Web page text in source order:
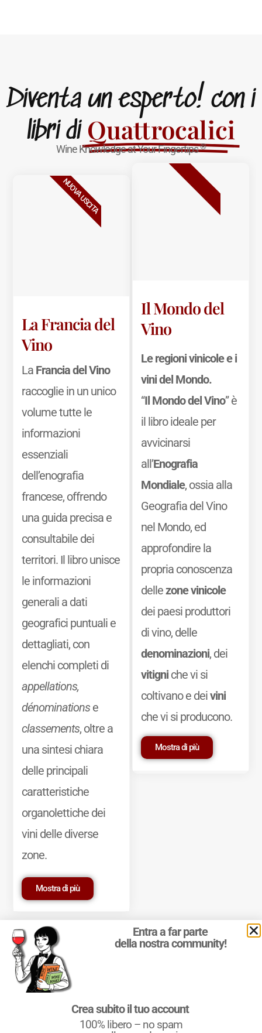
Diventa un esperto! con i
libri di Quattrocalici
Wine Knowledge at Your Fingertips®
La Francia del
Vino
La Francia del Vino
raccoglie in un unico
volume tutte le
informazioni
essenziali
dell’enografia
francese, offrendo
una guida precisa e
consultabile dei
territori. Il libro unisce
le informazioni
generali a dati
geografici puntuali e
dettagliati, con
elenchi completi di
appellations,
dénominationse
classements, oltre a
una sintesi chiara
delle principali
caratteristiche
organolettiche dei
vini delle diverse
zone.
Mostra di più
NUOVA USCITA
Il Mondo del
Vino
Le regioni vinicole e i
vini del Mondo.
“Il Mondo del Vino” è
il libro ideale per
avvicinarsi
all’Enografia
Mondiale, ossia alla
Geografia del Vino
nel Mondo, ed
approfondire la
propria conoscenza
dellezone vinicole
dei paesi produttori
di vino, delle
denominazioni, dei
vitigniche vi si
coltivano e deivini
che vi si producono.
Mostra di più
BESTSELLER
Marchio Reg. | P.IVA 03921390245
Condizioni d'uso|Privacy Policy|Cookie Policy
Entra a far parte
della nostra community!
Crea subito il tuo account
100% libero – no spam